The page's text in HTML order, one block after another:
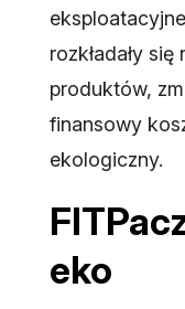
rozkładały
produktów,
finansowy
ekologiczny.
eko